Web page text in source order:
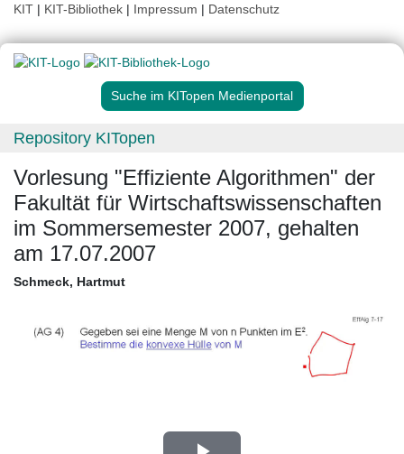
KIT | KIT-Bibliothek | Impressum | Datenschutz
Suche im KITopen Medienportal
Repository KITopen
Vorlesung "Effiziente Algorithmen" der
Fakultät für Wirtschaftswissenschaften
im Sommersemester 2007, gehalten
am 17.07.2007
Schmeck, Hartmut